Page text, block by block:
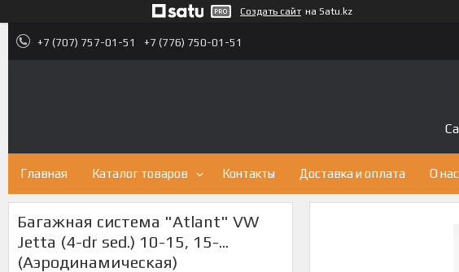
Создать сайт на Satu.kz
+7 (707) 757-01-51 +7 (776) 750-01-51
Главная Каталог товаров Контакты Доставка и оплата О нас
Багажная система "Atlant" VW
Jetta (4-dr sed.) 10-15, 15-...
(Аэродинамическая)